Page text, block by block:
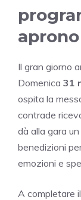
Il gran giorno
Domenica 31
ospita la
contrade
dà alla gara
benedizioni
emozioni e
A completare